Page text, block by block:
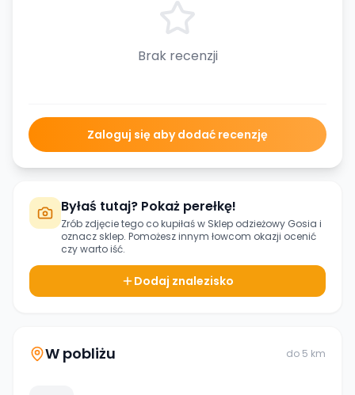
Brak recenzji
Zaloguj się aby dodać recenzję
Byłaś tutaj? Pokaż perełkę!
Zrób zdjęcie tego co kupiłaś w Sklep odzieżowy Gosia i
oznacz sklep. Pomożesz innym łowcom okazji ocenić
czy warto iść.
Dodaj znalezisko
W pobliżu do 5 km